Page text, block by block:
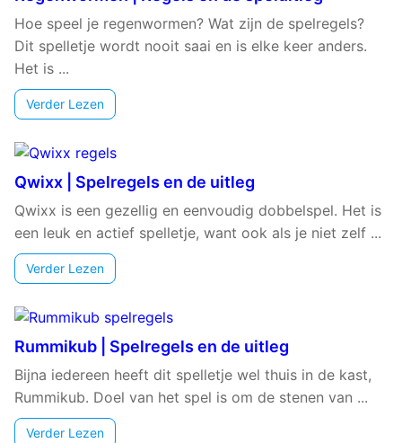
Hoe speel je regenwormen? Wat zijn de spelregels?
Dit spelletje wordt nooit saai en is elke keer anders.
Het is ...
Verder Lezen
Qwixx | Spelregels en de uitleg
Qwixx is een gezellig en eenvoudig dobbelspel. Het is
een leuk en actief spelletje, want ook als je niet zelf ...
Verder Lezen
Rummikub | Spelregels en de uitleg
Bijna iedereen heeft dit spelletje wel thuis in de kast,
Rummikub. Doel van het spel is om de stenen van ...
Verder Lezen